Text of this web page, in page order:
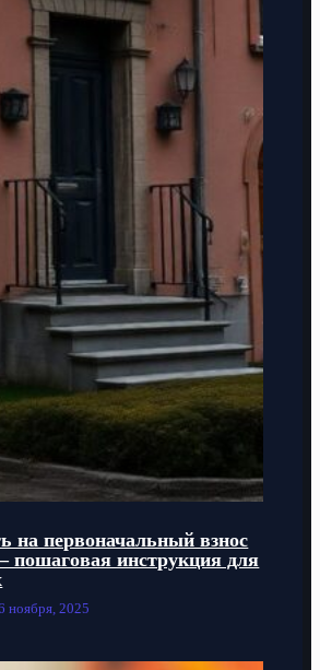
на первоначальный взнос
пошаговая инструкция для
ноября, 2025